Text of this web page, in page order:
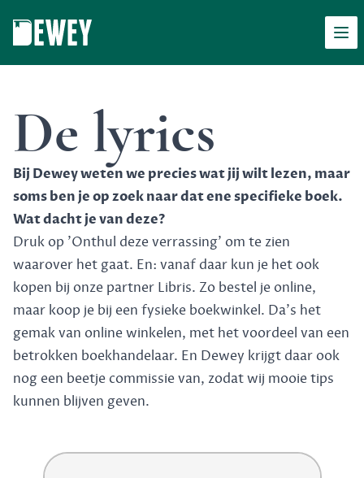
De lyrics
Bij Dewey weten we precies wat jij wilt lezen, maar
soms ben je op zoek naar dat ene specifieke boek.
Wat dacht je van deze?
Druk op 'Onthul deze verrassing' om te zien
waarover het gaat. En: vanaf daar kun je het ook
kopen bij onze partner Libris. Zo bestel je online,
maar koop je bij een fysieke boekwinkel. Da's het
gemak van online winkelen, met het voordeel van een
betrokken boekhandelaar. En Dewey krijgt daar ook
nog een beetje commissie van, zodat wij mooie tips
kunnen blijven geven.